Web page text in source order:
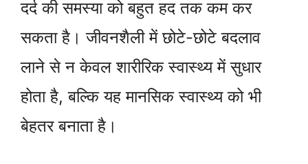
दर्द की समस्या को बहुत हद तक कम कर
सकता है। जीवनशैली में छोटे-छोटे बदलाव
लाने से न केवल शारीरिक स्वास्थ्य में सुधार
होता है, बल्कि यह मानसिक स्वास्थ्य को भी
बेहतर बनाता है।